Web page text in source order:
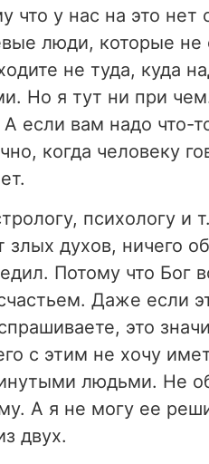
что у нас на это
люди, которые не
не туда, куда
Но я тут ни при
если вам надо что-
когда человеку
психологу и
злых духов, ничего
Потому что Бог
Даже если
это
с этим не хочу
людьми. Не
А я не могу ее
двух.